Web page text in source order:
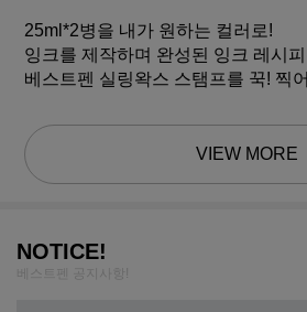
25ml*2병을 내가 원하는 컬러로!
잉크를 제작하며 완성된 잉크 레시
베스트펜 실링왁스 스탬프를 꾹! 찍
VIEW MORE
NOTICE!
베스트펜 공지사항!